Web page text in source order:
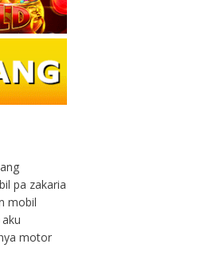
pa zakaria
mobil
motor